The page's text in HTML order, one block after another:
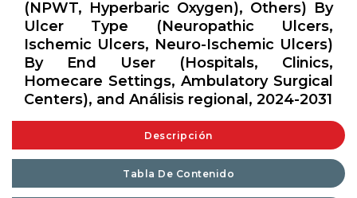
(NPWT, Hyperbaric Oxygen), Others) By
Ulcer Type (Neuropathic Ulcers,
Ischemic Ulcers, Neuro-Ischemic Ulcers)
By End User (Hospitals, Clinics,
Homecare Settings, Ambulatory Surgical
Centers), and Análisis regional, 2024-2031
Descripción
Tabla De Contenido